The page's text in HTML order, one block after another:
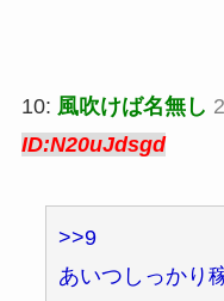
10: 風吹けば名無し
ID:N20uJdsgd
>>9
あいつしっかり